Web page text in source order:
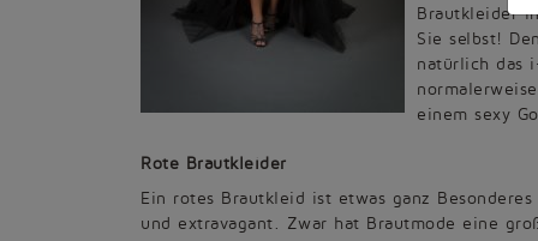
Brautkleider
Sie selbst!
natürlich das
einem sexy
Rote Brautkleider
Ein rotes Brautkleid ist etwas ganz
und extravagant. Zwar hat Brautmode eine